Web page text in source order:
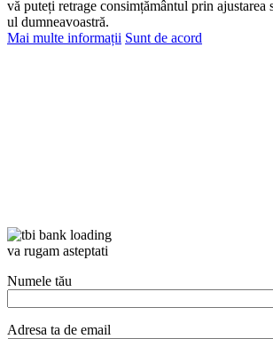
vă puteți retrage consimțământul prin
ul dumneavoastră.
Mai multe informații Sunt de acord
va rugam asteptati
Numele tău
Adresa ta de email